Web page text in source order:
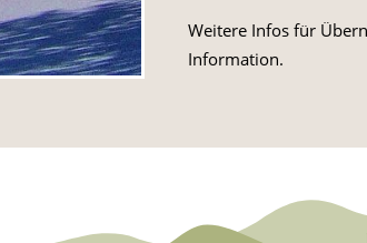
Weitere Infos für
Information.